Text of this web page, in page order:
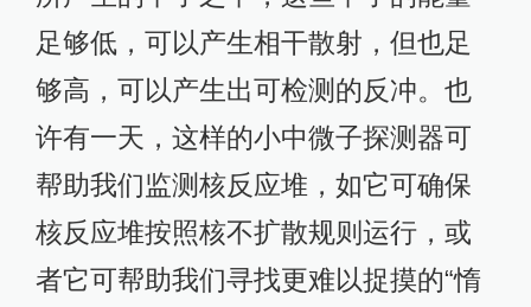
足够低，可以产生相干散射，但也足
够高，可以产生出可检测的反冲。也
许有一天，这样的小中微子探测器可
帮助我们监测核反应堆，如它可确保
核反应堆按照核不扩散规则运行，或
者它可帮助我们寻找更难以捉摸的“惰